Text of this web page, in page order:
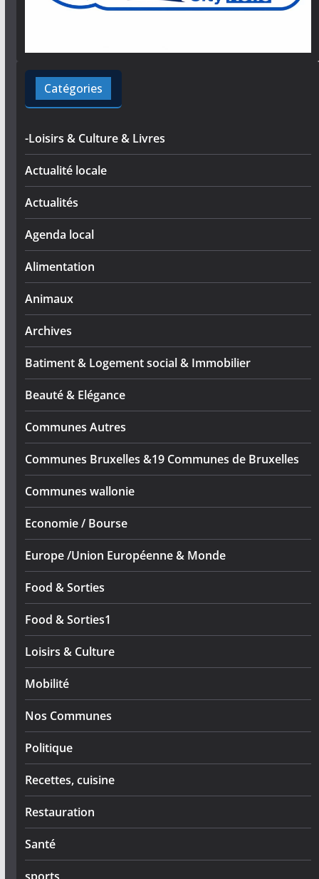
Catégories
-Loisirs & Culture & Livres
Actualité locale
Actualités
Agenda local
Alimentation
Animaux
Archives
Batiment & Logement social & Immobilier
Beauté & Elégance
Communes Autres
Communes Bruxelles &19 Communes de Bruxelles
Communes wallonie
Economie / Bourse
Europe /Union Européenne & Monde
Food & Sorties
Food & Sorties1
Loisirs & Culture
Mobilité
Nos Communes
Politique
Recettes, cuisine
Restauration
Santé